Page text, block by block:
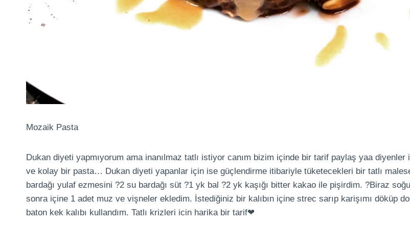
Mozaik Pasta
Dukan diyeti yapmıyorum ama inanılmaz tatlı istiyor canım bizim içinde bir tarif paylaş yaa diyenler
ve kolay bir pasta… Dukan diyeti yapanlar için ise güçlendirme itibariyle tüketecekleri bir tatlı
bardağı yulaf ezmesini ?2 su bardağı süt ?1 yk bal ?2 yk kaşığı bitter kakao ile pişirdim. ?Biraz
sonra içine 1 adet muz ve vişneler ekledim. İstediğiniz bir kalıbın içine strec sarıp karişımı döküp
baton kek kalıbı kullandım. Tatlı krizleri icin harika bir tarif❤